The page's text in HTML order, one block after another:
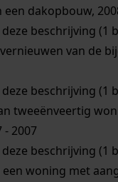
een dakopbouw,
beschrijving (1
van de
beschrijving (1
tweeënveertig
- 2007
beschrijving (1
een woning met